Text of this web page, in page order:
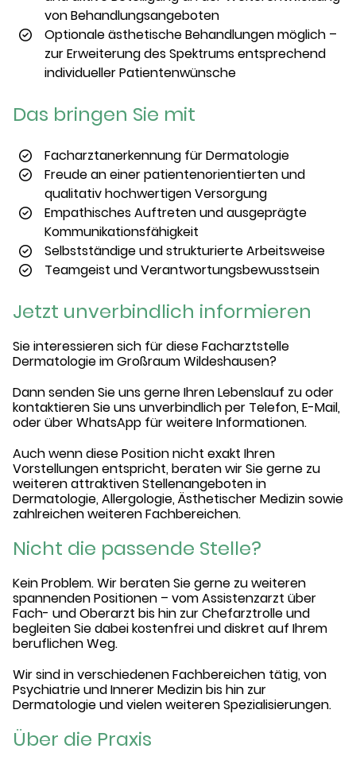
von Behandlungsangeboten
Optionale ästhetische Behandlungen möglich –
zur Erweiterung des Spektrums entsprechend
individueller Patientenwünsche
Das bringen Sie mit
Facharztanerkennung für Dermatologie
Freude an einer patientenorientierten und
qualitativ hochwertigen Versorgung
Empathisches Auftreten und ausgeprägte
Kommunikationsfähigkeit
Selbstständige und strukturierte Arbeitsweise
Teamgeist und Verantwortungsbewusstsein
Jetzt unverbindlich informieren
Sie interessieren sich für diese Facharztstelle
Dermatologie im Großraum Wildeshausen?
Dann senden Sie uns gerne Ihren Lebenslauf zu oder
kontaktieren Sie uns unverbindlich per Telefon, E-Mail,
oder über WhatsApp für weitere Informationen.
Auch wenn diese Position nicht exakt Ihren
Vorstellungen entspricht, beraten wir Sie gerne zu
weiteren attraktiven Stellenangeboten in
Dermatologie, Allergologie, Ästhetischer Medizin sowie
zahlreichen weiteren Fachbereichen.
Nicht die passende Stelle?
Kein Problem. Wir beraten Sie gerne zu weiteren
spannenden Positionen – vom Assistenzarzt über
Fach- und Oberarzt bis hin zur Chefarztrolle und
begleiten Sie dabei kostenfrei und diskret auf Ihrem
beruflichen Weg.
Wir sind in verschiedenen Fachbereichen tätig, von
Psychiatrie und Innerer Medizin bis hin zur
Dermatologie und vielen weiteren Spezialisierungen.
Über die Praxis